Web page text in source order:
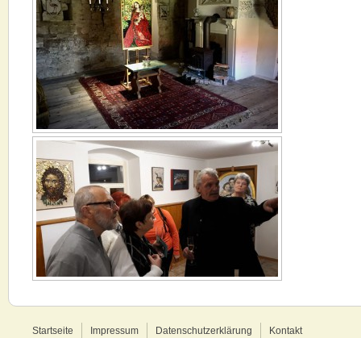
Startseite Impressum Datenschutzerklärung Kontakt